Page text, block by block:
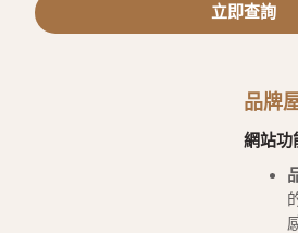
立即查詢
品牌
網站功